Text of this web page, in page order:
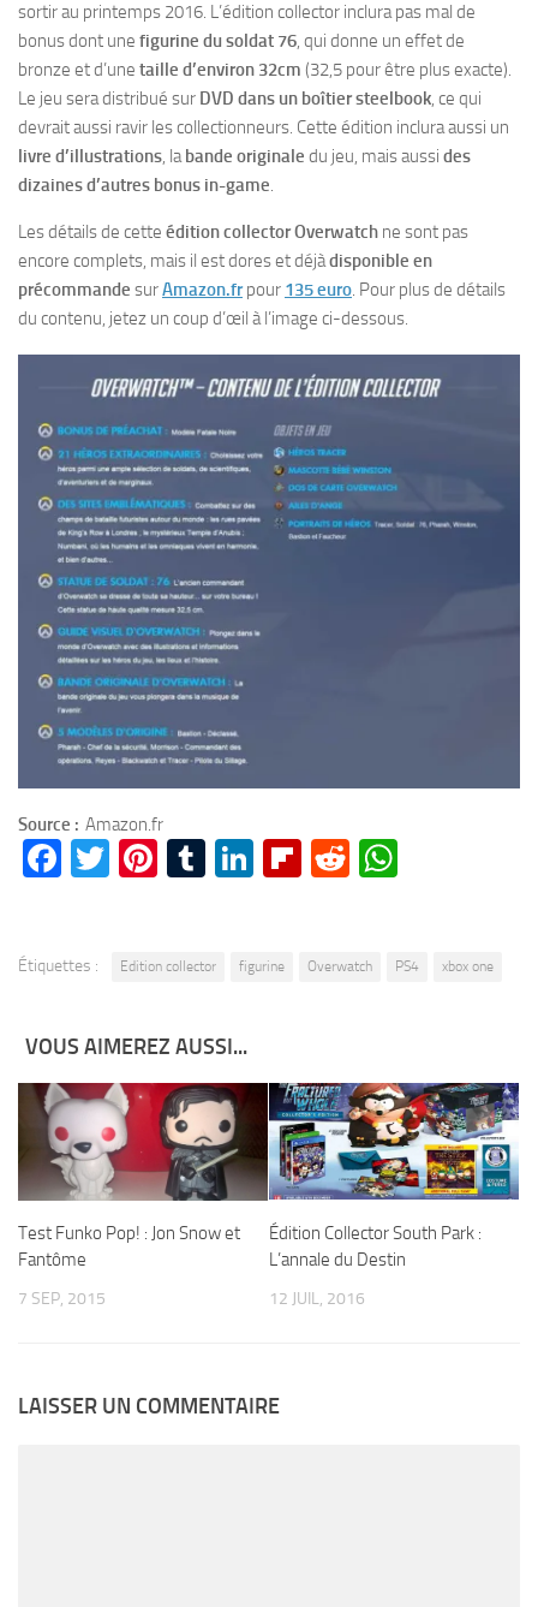
sortir au printemps 2016. L’édition collector inclura pas mal de
bonus dont une figurine du soldat 76, qui donne un effet de
bronze et d’une taille d’environ 32cm (32,5 pour être plus exacte).
Le jeu sera distribué sur DVD dans un boîtier steelbook, ce qui
devrait aussi ravir les collectionneurs. Cette édition inclura aussi un
livre d’illustrations, labande originale du jeu, mais aussi des
dizaines d’autres bonus in-game.
Les détails de cette édition collector Overwatch ne sont pas
encore complets, mais il est dores et déjàdisponible en
précommande surAmazon.frpour 135 euro. Pour plus de détails
du contenu, jetez un coup d’œil à l’image ci-dessous.
Source : Amazon.fr
Facebook
Twitter
Pinterest
Tumblr
LinkedIn
Flipboard
Reddit
Étiquettes : Edition collector figurine Overwatch PS4 xbox one
VOUS AIMEREZ AUSSI...
Test Funko Pop! : Jon Snow et
Fantôme
7 SEP, 2015
Édition Collector South Park :
L’annale du Destin
12 JUIL, 2016
LAISSER UN COMMENTAIRE